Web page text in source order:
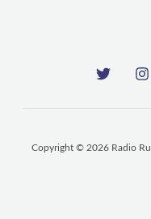
Copyright © 2026 Radio